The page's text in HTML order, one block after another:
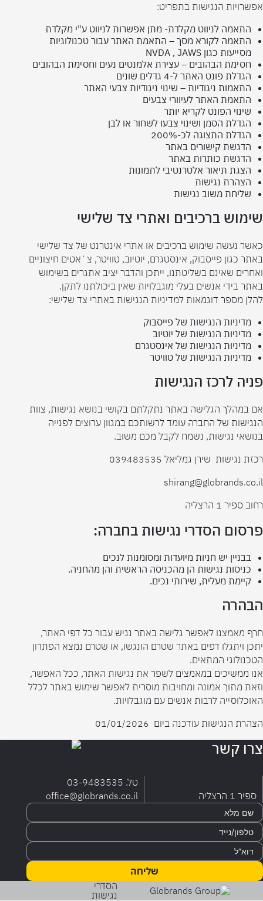
אפשרויות הנגישות בתפריט:
התאמה לניווט מקלדת- מתן אפשרות לניווט ע"י מקלדת
התאמה לקורא מסך – התאמת האתר עבור טכנולוגיות
מסייעות כגון NVDA , JAWS
חסימת הבהובים – עצירת אלמנטים נעים וחסימת הבהובים
הגדלת פונט האתר ל-4 גדלים שונים
התאמות ניגודיות – שינוי ניגודיות צבעי האתר
התאמת האתר לעיוורי צבעים
שינוי הפונט לקריא יותר
הגדלת הסמן ושינוי צבעו לשחור או לבן
הגדלת התצוגה לכ-200%
הדגשת קישורים באתר
הדגשת כותרות באתר
הצגת תיאור אלטרנטיבי לתמונות
הצהרת נגישות
שליחת משוב נגישות
שימוש ברכיבים ואתרי צד שלישי
כאשר נעשה שימוש ברכיבים או אתרי אינטרנט של צד שלישי
באתר כגון פייסבוק, אינסטגרם, יוטיוב, טוויטר, צ`אטים חיצוניים
ואחרים שאינם בשליטתנו, ייתכן והדבר יציב אתגרים בשימוש
באתר בידי אנשים בעלי מוגבלויות שאין ביכולתנו לתקן.
להלן מספר דוגמאות למדיניות הנגישות באתרי צד שלישי:
מדיניות הנגישות של פייסבוק
מדיניות הנגישות של יוטיוב
מדיניות הנגישות של אינסטגרם
מדיניות הנגישות של טוויטר
פניה לרכז הנגישות
אם במהלך הגלישה באתר נתקלתם בקושי בנושא נגישות, צוות
הנגישות של החברה עומד לרשותכם במגוון ערוצים לפנייה
בנושאי נגישות, נשמח לקבל מכם משוב.
רכזת נגישות שירן גמליאל 039483535
shirang@globrands.co.il
רחוב ספיר 1 הרצליה
פרסום הסדרי נגישות בחברה:
בבניין יש חניות מיועדות ומסומנות לנכים
כניסות נגישות הן מהכניסה הראשית והן מהחניה.
קיימת מעלית, שירותי נכים.
הבהרה
חרף מאמצנו לאפשר גלישה באתר נגיש עבור כל דפי האתר,
יתכן ויתגלו דפים באתר שטרם הונגשו, או שטרם נמצא הפתרון
הטכנולוגי המתאים.
אנו ממשיכים במאמצים לשפר את נגישות האתר, ככל האפשר,
וזאת מתוך אמונה ומחויבות מוסרית לאפשר שימוש באתר לכלל
האוכלוסייה לרבות אנשים עם מוגבלויות.
הצהרת הנגישות עודכנה ביום 01/01/2026
צרו קשר
שליחה
ספיר 1 הרצליה
טל. 03-9483535
office@globrands.co.il
הסדרי
נגישות